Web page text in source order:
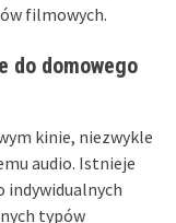
filmowych.
do domowego
kinie, niezwykle
audio. Istnieje
indywidualnych
typów